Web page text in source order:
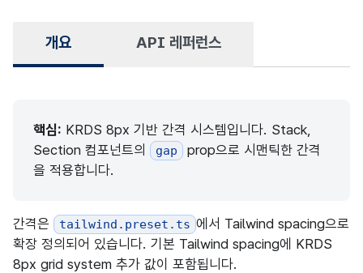
개요 API 레퍼런스
핵심: KRDS 8px 기반 간격 시스템입니다. Stack,
Section 컴포넌트의
gap
prop으로 시맨틱한 간격
을 적용합니다.
간격은 tailwind.preset.ts 에서 Tailwind spacing으로
확장 정의되어 있습니다. 기본 Tailwind spacing에 KRDS
8px grid system 추가 값이 포함됩니다.